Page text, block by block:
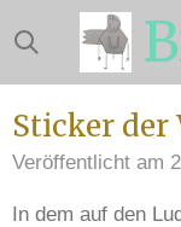
Zum
Hauptinhalt
springen
Sticker der
Veröffentlicht am
In dem auf den